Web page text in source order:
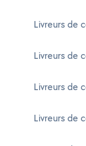
Livreurs de
Livreurs de
Livreurs de
Livreurs de